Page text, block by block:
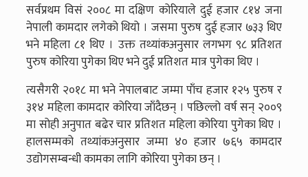
सर्वप्रथम विसं २००८ मा दक्षिण कोरियाले दुई हजार ८१४ जना
नेपाली कामदार लगेको थियो । जसमा पुरुष दुई हजार ७३३ थिए
भने महिला ८१ थिए । उक्त तथ्यांकअनुसार लगभग ९८ प्रतिशत
पुरुष कोरिया पुगेका थिए भने दुई प्रतिशत मात्र पुगेका थिए ।
त्यसैगरी २०१८ मा भने नेपालबाट जम्मा पाँच हजार १२५ पुरुष र
३१४ महिला कामदार कोरिया जाँदैछन् । पछिल्लो वर्ष सन् २००९
मा सोही अनुपात बढेर चार प्रतिशत महिला कोरिया पुगेका थिए ।
हालसम्मको तथ्यांकअनुसार जम्मा ४० हजार ७६५ कामदार
उद्योगसम्बन्धी कामका लागि कोरिया पुगेका छन् ।